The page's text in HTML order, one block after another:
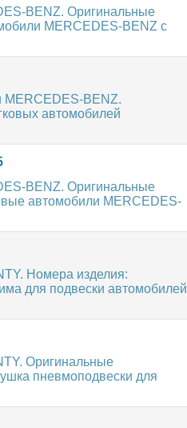
BENZ. Оригинальные
MERCEDES-BENZ с
MERCEDES-BENZ.
автомобилей
BENZ. Оригинальные
автомобили MERCEDES-
Номера изделия:
для подвески автомобилей
Оригинальные
пневмоподвески для